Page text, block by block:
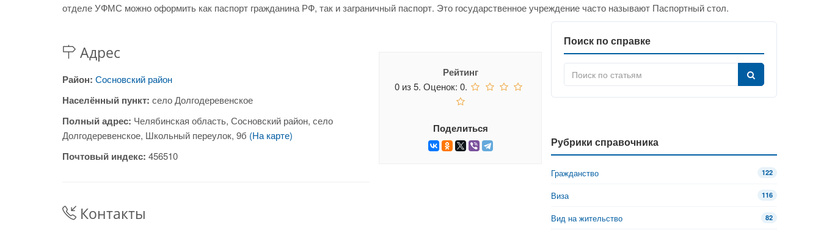
отделе УФМС можно оформить как паспорт гражданина РФ, так и заграничный паспорт. Это государственное учреждение часто называют Паспортный стол.
Адрес
Район: Сосновский район
Населённый пункт: село Долгодеревенское
Полный адрес: Челябинская область, Сосновский район, село
Долгодеревенское, Школьный переулок, 9б (На карте)
Почтовый индекс: 456510
Контакты
Рейтинг
0из5. Оценок: 0.
Поделиться
Поиск по справке
Рубрики справочника
Гражданство 122
Виза 116
Вид на жительство 82